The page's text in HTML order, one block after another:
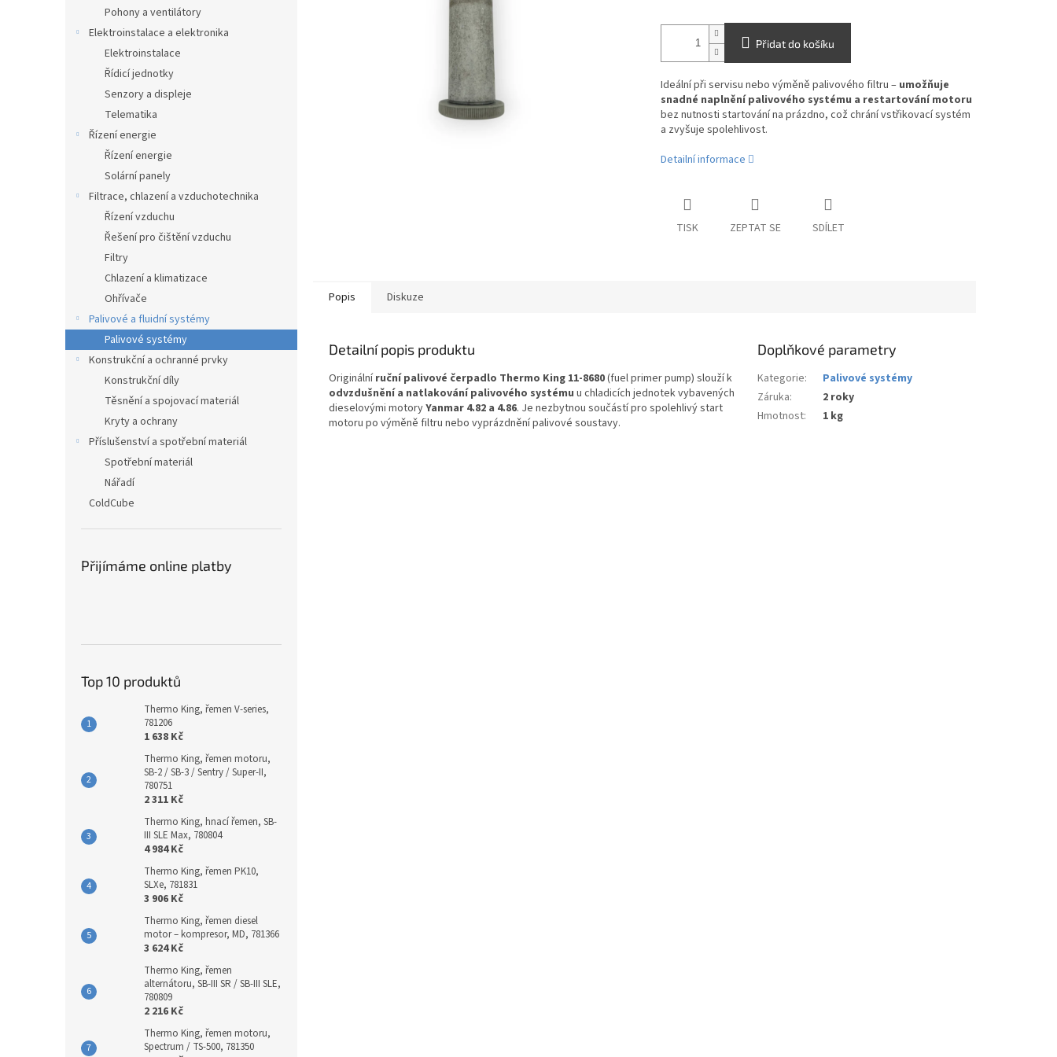
Pohony a ventilátory
Elektroinstalace a elektronika
Elektroinstalace
Řídicí jednotky
Senzory a displeje
Telematika
Řízení energie
Řízení energie
Solární panely
Filtrace, chlazení a vzduchotechnika
Řízení vzduchu
Řešení pro čištění vzduchu
Filtry
Chlazení a klimatizace
Ohřívače
Palivové a fluidní systémy
Palivové systémy
Konstrukční a ochranné prvky
Konstrukční díly
Těsnění a spojovací materiál
Kryty a ochrany
Příslušenství a spotřební materiál
Spotřební materiál
Nářadí
ColdCube
Přijímáme online platby
Top 10 produktů
Thermo King, řemen V-series,
781206
1 638 Kč
Thermo King, řemen motoru,
SB-2 / SB-3 / Sentry / Super-II,
780751
2 311 Kč
Thermo King, hnací řemen, SB-
III SLE Max, 780804
4 984 Kč
Thermo King, řemen PK10,
SLXe, 781831
3 906 Kč
Thermo King, řemen diesel
motor – kompresor, MD, 781366
3 624 Kč
Thermo King, řemen
alternátoru, SB-III SR / SB-III SLE,
780809
2 216 Kč
Thermo King, řemen motoru,
Spectrum / TS-500, 781350
Přidat do košíku
Ideální při servisu nebo výměně palivového filtru – umožňuje
snadné naplnění palivového systému a restartování motoru
bez nutnosti startování na prázdno, což chrání vstřikovací systém
a zvyšuje spolehlivost.
Detailní informace
TISK ZEPTAT SE SDÍLET
Popis Diskuze
Detailní popis produktu
Originálníruční palivové čerpadlo Thermo King 11-8680(fuel primer pump) slouží k
odvzdušnění a natlakování palivového systému u chladicích jednotek vybavených
dieselovými motoryYanmar 4.82 a 4.86. Je nezbytnou součástí pro spolehlivý start
motoru po výměně filtru nebo vyprázdnění palivové soustavy.
Doplňkové parametry
Kategorie:
Palivové systémy
Záruka:
2 roky
Hmotnost: 1 kg